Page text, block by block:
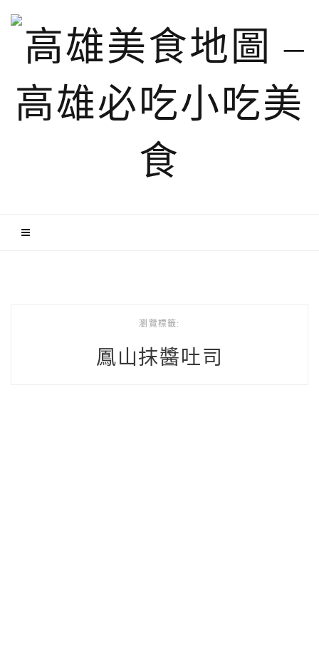
瀏覽標籤:
鳳山抹醬吐司